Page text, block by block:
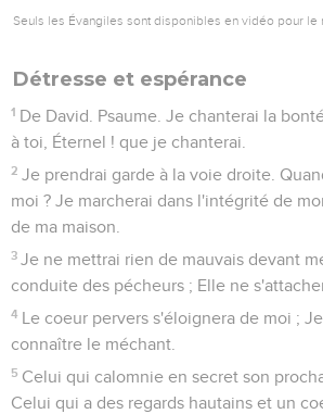
Seuls les Évangiles sont disponibles en vidéo pour le
Détresse et espérance
1 De David. Psaume. Je chanterai la
à toi, Éternel ! que je chanterai.
2 Je prendrai garde à la voie droite.
moi ? Je marcherai dans l'intégrité de
de ma maison.
3 Je ne mettrai rien de mauvais devant
conduite des pécheurs ; Elle ne
4 Le coeur pervers s'éloignera de moi ;
connaître le méchant.
5 Celui qui calomnie en secret son
Celui qui a des regards hautains et un